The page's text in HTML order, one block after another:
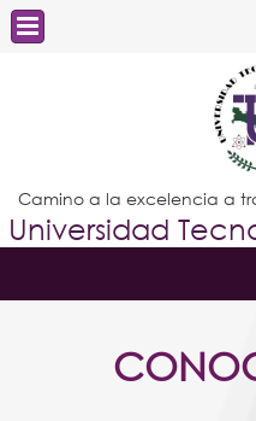
Camino a la excelencia a
Universidad